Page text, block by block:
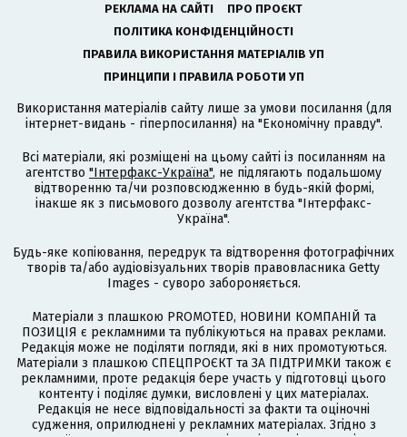
РЕКЛАМА НА САЙТІ
ПРО ПРОЄКТ
ПОЛІТИКА КОНФІДЕНЦІЙНОСТІ
ПРАВИЛА ВИКОРИСТАННЯ МАТЕРІАЛІВ УП
ПРИНЦИПИ І ПРАВИЛА РОБОТИ УП
Використання матеріалів сайту лише за умови посилання (для
інтернет-видань - гіперпосилання) на "Економічну правду".
Всі матеріали, які розміщені на цьому сайті із посиланням на
агентство "Інтерфакс-Україна", не підлягають подальшому
відтворенню та/чи розповсюдженню в будь-якій формі,
інакше як з письмового дозволу агентства "Інтерфакс-
Україна".
Будь-яке копіювання, передрук та відтворення фотографічних
творів та/або аудіовізуальних творів правовласника Getty
Images - суворо забороняється.
Матеріали з плашкою PROMOTED, НОВИНИ КОМПАНІЙ та
ПОЗИЦІЯ є рекламними та публікуються на правах реклами.
Редакція може не поділяти погляди, які в них промотуються.
Матеріали з плашкою СПЕЦПРОЄКТ та ЗА ПІДТРИМКИ також є
рекламними, проте редакція бере участь у підготовці цього
контенту і поділяє думки, висловлені у цих матеріалах.
Редакція не несе відповідальності за факти та оціночні
судження, оприлюднені у рекламних матеріалах. Згідно з